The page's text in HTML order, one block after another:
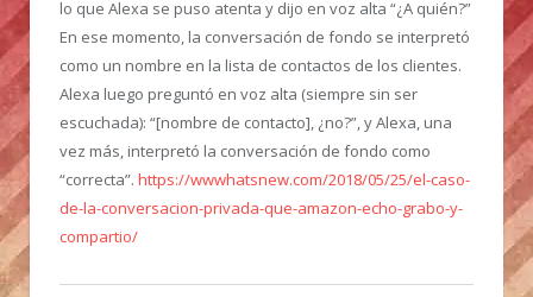
lo que Alexa se puso atenta y dijo en voz alta “¿A quién?”
En ese momento, la conversación de fondo se interpretó
como un nombre en la lista de contactos de los clientes.
Alexa luego preguntó en voz alta (siempre sin ser
escuchada): “[nombre de contacto], ¿no?”, y Alexa, una
vez más, interpretó la conversación de fondo como
“correcta”. https://wwwhatsnew.com/2018/05/25/el-caso-
de-la-conversacion-privada-que-amazon-echo-grabo-y-
compartio/